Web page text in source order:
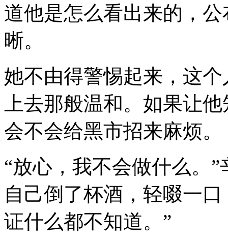
道他是怎么看出来的，
晰。
她不由得警惕起来，这
上去那般温和。如果让
会不会给黑市招来麻烦。
“放心，我不会做什么。
自己倒了杯酒，轻啜一
证什么都不知道。”